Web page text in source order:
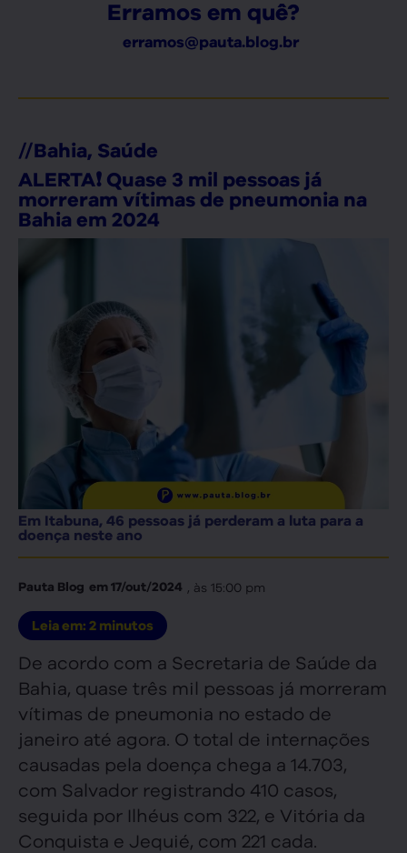
Erramos em quê?
erramos@pauta.blog.br
//Bahia, Saúde
ALERTA❗ Quase 3 mil pessoas já
morreram vítimas de pneumonia na
Bahia em 2024
Em Itabuna, 46 pessoas já perderam a luta para a
doença neste ano
Pauta Blog em17/out/2024 , às 15:00 pm
Leia em: 2 minutos
De acordo com a Secretaria de Saúde da
Bahia, quase três mil pessoas já morreram
vítimas de pneumonia no estado de
janeiro até agora. O total de internações
causadas pela doença chega a 14.703,
com Salvador registrando 410 casos,
seguida por Ilhéus com 322, e Vitória da
Conquista e Jequié, com 221 cada.